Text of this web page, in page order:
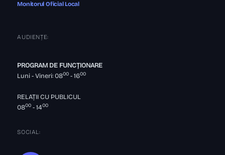
Monitorul Oficial Local
AUDIENȚE:
PROGRAM DE FUNCȚIONARE
Luni - Vineri: 0800 - 1600
RELAȚII CU PUBLICUL
0800 - 1400
SOCIAL: